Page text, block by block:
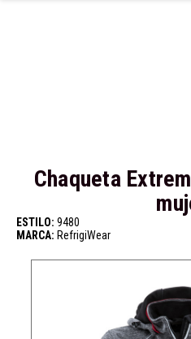
Chaqueta
ESTILO: 9480
MARCA: RefrigiWear